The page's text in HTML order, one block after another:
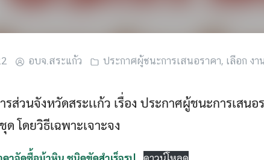
อบจ.สระแก้ว ประกาศผู้ชนะการเสนอราคา, เลือก ง
ส่วนจังหวัดสระเเก้ว เรื่อง ประกาศผู้ชนะการเสน
โดยวิธีเฉพาะเจาะจง